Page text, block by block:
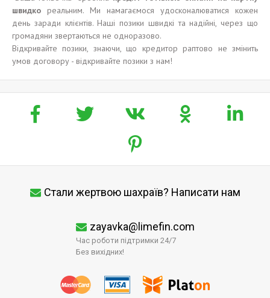
швидко реальним. Ми намагаємося удосконалюватися кожен
день заради клієнтів. Наші позики швидкі та надійні, через що
громадяни звертаються не одноразово.
Відкривайте позики, знаючи, що кредитор раптово не змінить
умов договору - відкривайте позики з нам!
Стали жертвою шахраїв? Написати нам
zayavka@limefin.com
Час роботи підтримки 24/7
Без вихідних!